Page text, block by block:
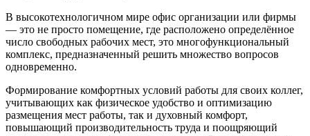
В высокотехнологичном мире офис организации или фирмы
— это не просто помещение, где расположено определённое
число свободных рабочих мест, это многофункциональный
комплекс, предназначенный решить множество вопросов
одновременно.
Формирование комфортных условий работы для своих коллег,
учитывающих как физическое удобство и оптимизацию
размещения мест работы, так и духовный комфорт,
повышающий производительность труда и поощряющий